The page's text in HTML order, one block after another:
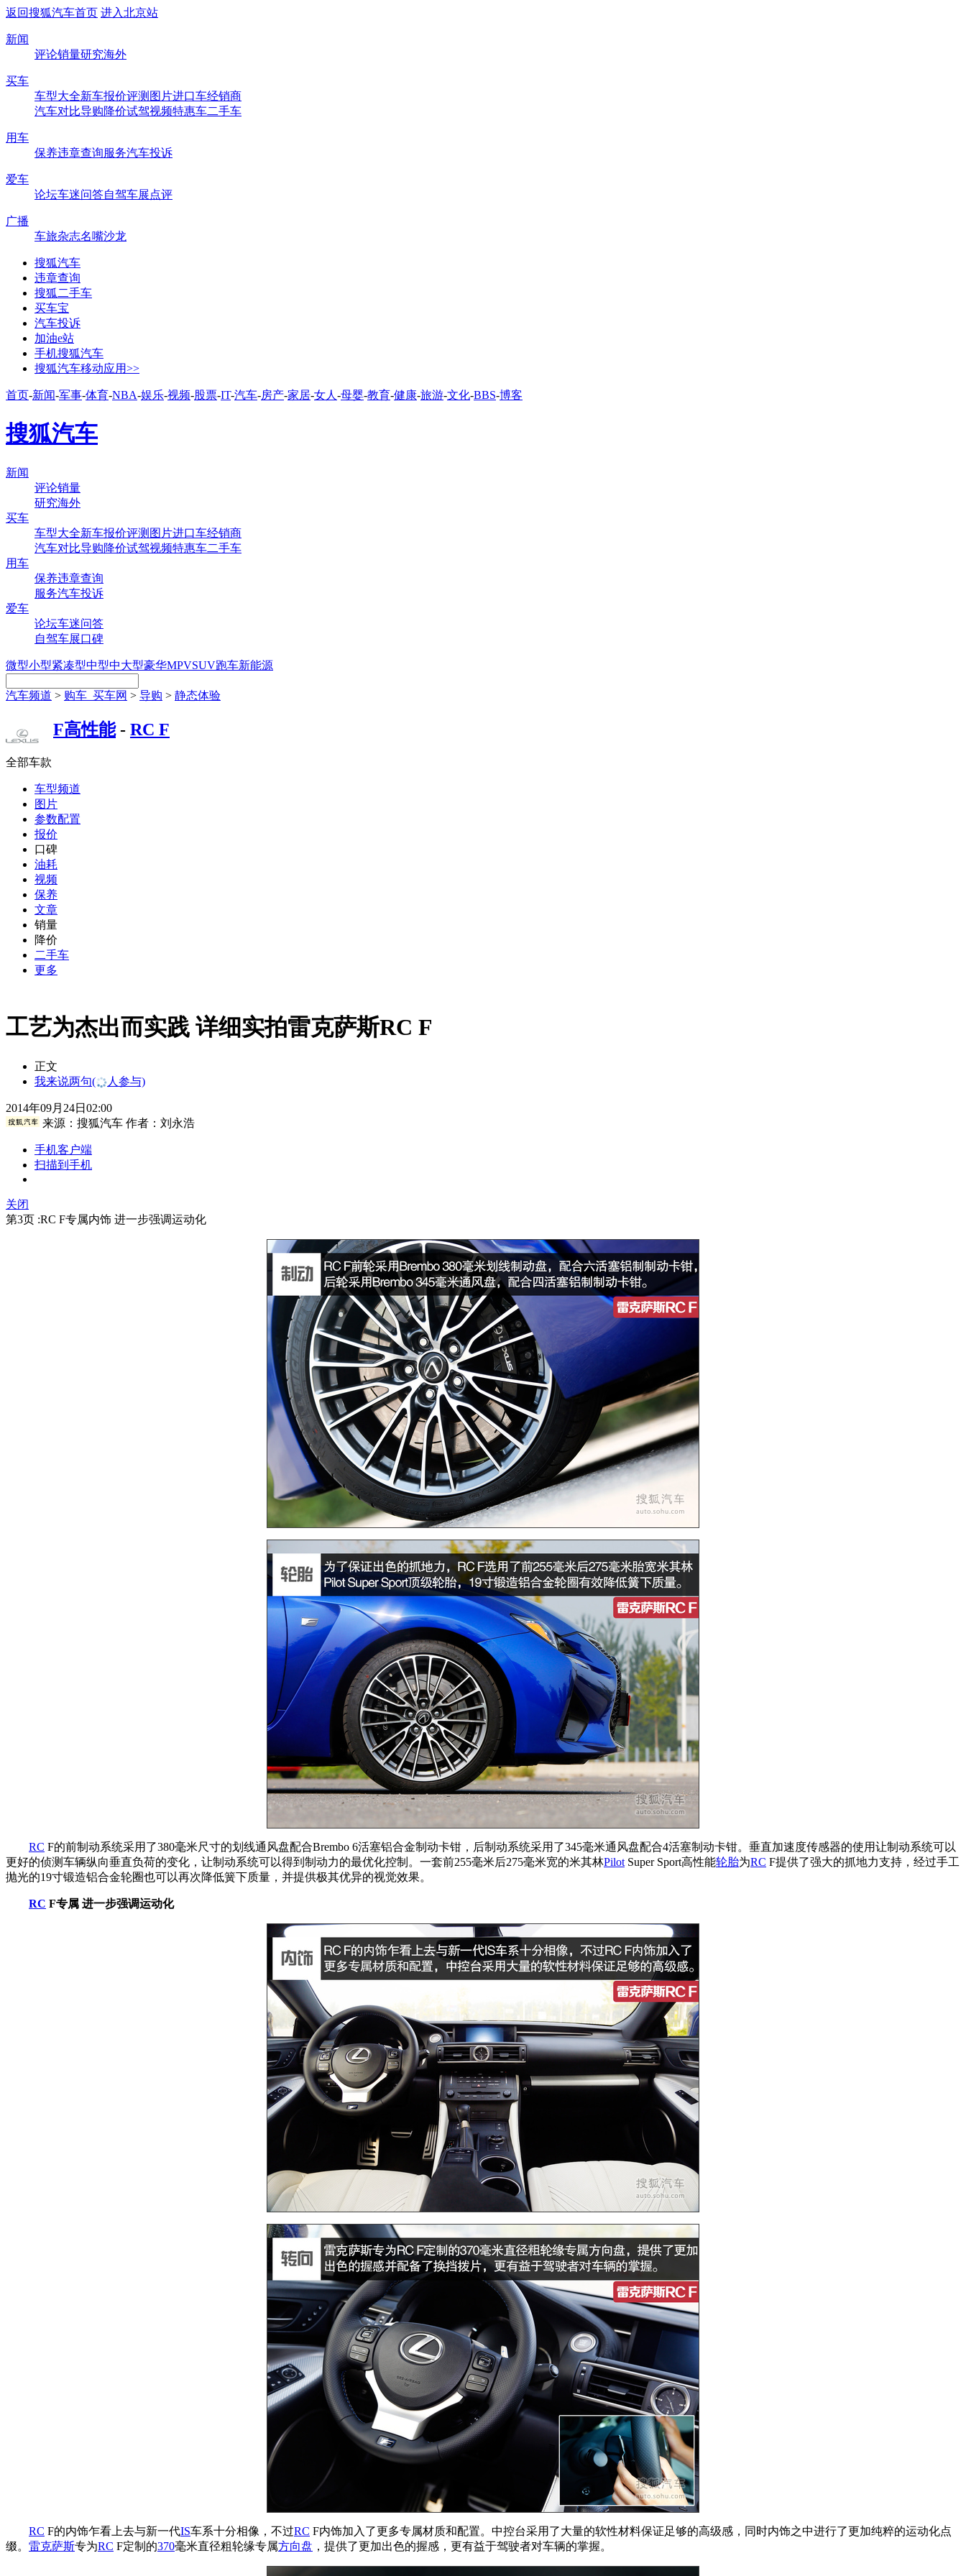
返回搜狐汽车首页 进入北京站
新闻
评论销量研究海外
买车
车型大全新车报价评测 图片进口车经销商
汽车对比导购降价试驾视频特惠车二手车
用车
保养违章查询服务汽车投诉
爱车
论坛车迷问答自驾车展点评
广播
车旅杂志名嘴沙龙
搜狐汽车
违章查询
搜狐二手车
买车宝
汽车投诉
加油e站
手机搜狐汽车
搜狐汽车移动应用>>
首页-新闻-军事-体育-NBA-娱乐-视频-股票-IT-汽车-房产-家居-女人 -母婴-教育-健康-旅游-文化-BBS-博客
搜狐汽车
新闻
评论销量
研究海外
买车
车型大全新车报价评测 图片进口车经销商
汽车对比导购降价试驾视频特惠车二手车
用车
保养违章查询
服务汽车投诉
爱车
论坛车迷问答
自驾车展口碑
微型小型紧凑型中型中大型豪华MPVSUV跑车新能源
汽车频道 > 购车_买车网 > 导购 > 静态体验
F高性能- RC F
全部车款
车型频道
图片
参数配置
报价
口碑
油耗
视频
保养
文章
销量
降价
二手车
更多
工艺为杰出而实践 详细实拍雷克萨斯RC F
正文
我来说两句( 人参与)
2014年09月24日02:00
来源： 搜狐汽车作者：刘永浩
手机客户端
扫描到手机
关闭
第3页 :RC F专属内饰 进一步强调运动化
RC F的前制动系统采用了380毫米尺寸的划线通风盘配合Brembo 6活塞铝合金制动卡钳，后制动系统采用了345毫米通风盘配合4活塞制动卡钳。垂直加速度传感器的使用让制动系统可以
更好的侦测车辆纵向垂直负荷的变化，让制动系统可以得到制动力的最优化控制。一套前255毫米后275毫米宽的米其林Pilot Super Sport高性能轮胎为RC F提供了强大的抓地力支持，经过手工
抛光的19寸锻造铝合金轮圈也可以再次降低簧下质量，并提供极其优异的视觉效果。
RC F专属 进一步强调运动化
RC F的内饰乍看上去与新一代IS车系十分相像，不过RC F内饰加入了更多专属材质和配置。中控台采用了大量的软性材料保证足够的高级感，同时内饰之中进行了更加纯粹的运动化点
缀。 雷克萨斯专为RC F定制的370毫米直径粗轮缘专属方向盘 ，提供了更加出色的握感，更有益于驾驶者对车辆的掌握。